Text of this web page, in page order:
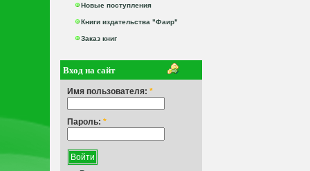
Новые поступления
Книги издательства "Фаир"
Заказ книг
Вход на сайт
Имя пользователя: *
Пароль: *